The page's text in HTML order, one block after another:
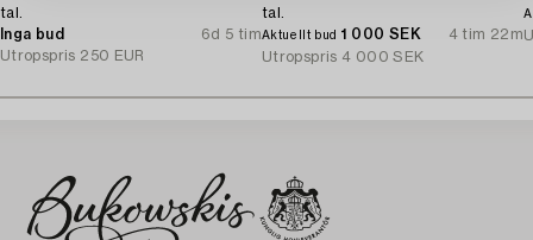
tal.
Inga bud
6d 5 tim
Utropspris 250 EUR
tal.
Aktuellt bud 1 000 SEK
4 tim 22m
Utropspris 4 000 SEK